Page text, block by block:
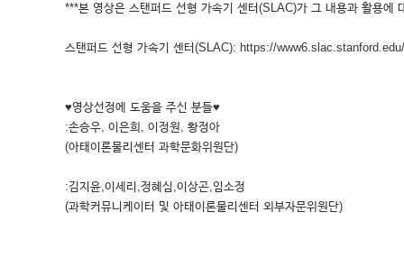
***본 영상은 스탠퍼드 선형 가속기 센터(SLAC)가 그 내용과 활용에
스탠퍼드 선형 가속기 센터(SLAC): https://www6.slac.stanford.edu/
♥영상선정에 도움을 주신 분들♥
:손승우, 이은희, 이정원, 황정아
(아태이론물리센터 과학문화위원단)
:김지윤,이세리,정혜심,이상곤,임소정
(과학커뮤니케이터 및 아태이론물리센터 외부자문위원단)